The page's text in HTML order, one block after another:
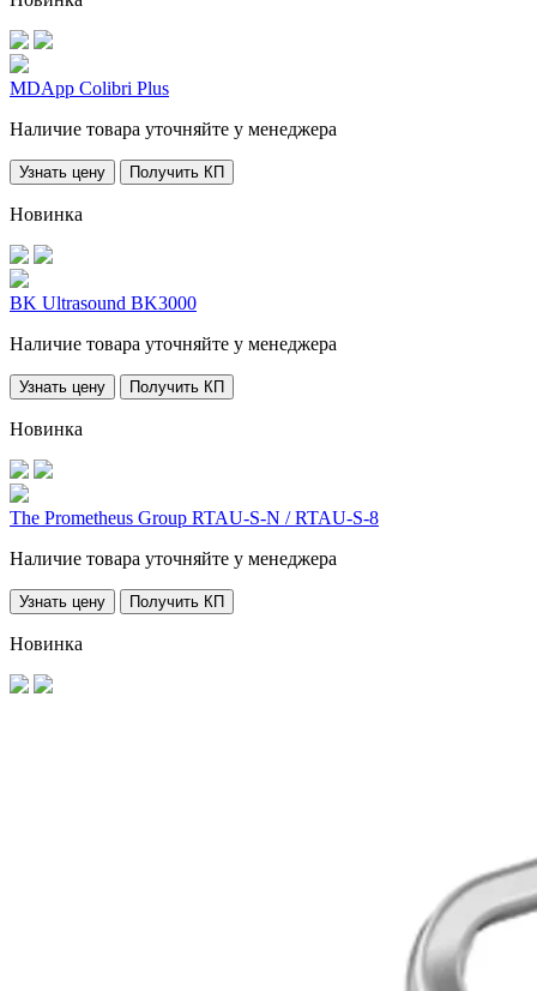
MDApp Colibri Plus
Наличие товара уточняйте у менеджера
Узнать цену Получить КП
Новинка
BK Ultrasound BK3000
Наличие товара уточняйте у менеджера
Узнать цену Получить КП
Новинка
The Prometheus Group RTAU-S-N / RTAU-S-8
Наличие товара уточняйте у менеджера
Узнать цену Получить КП
Новинка